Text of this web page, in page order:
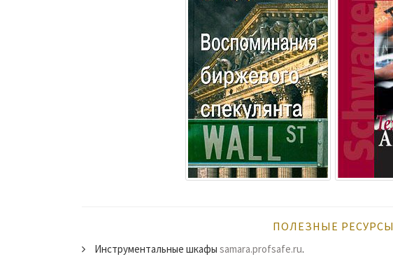
ПОЛЕЗНЫЕ РЕСУРСЫ
Инструментальные шкафы samara.profsafe.ru.